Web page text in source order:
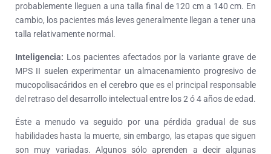
probablemente lleguen a una talla final de 120 cm a 140 cm. En
cambio, los pacientes más leves generalmente llegan a tener una
talla relativamente normal.
Inteligencia: Los pacientes afectados por la variante grave de
MPS II suelen experimentar un almacenamiento progresivo de
mucopolisacáridos en el cerebro que es el principal responsable
del retraso del desarrollo intelectual entre los 2 ó 4 años de edad.
Éste a menudo va seguido por una pérdida gradual de sus
habilidades hasta la muerte, sin embargo, las etapas que siguen
son muy variadas. Algunos sólo aprenden a decir algunas